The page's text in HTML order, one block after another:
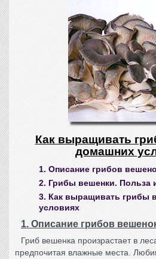
Как выращивать
домашних
1. Описание грибов
2. Грибы вешенки. Польза
3. Как выращивать грибы
условиях
1. Описание грибов
Гриб вешенка произрастает в
предпочитая влажные места.